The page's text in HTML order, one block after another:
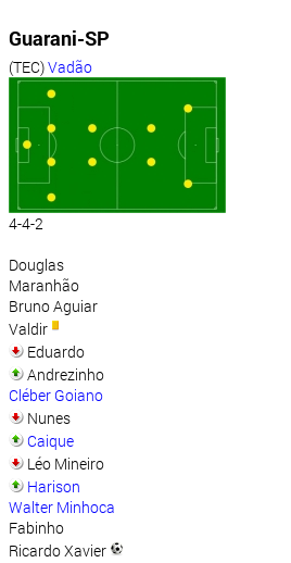
Guarani-SP
(TEC)Vadão
4-4-2
Douglas
Maranhão
Bruno Aguiar
Valdir
Eduardo
Andrezinho
Cléber Goiano
Nunes
Caique
Léo Mineiro
Harison
Walter Minhoca
Fabinho
Ricardo Xavier